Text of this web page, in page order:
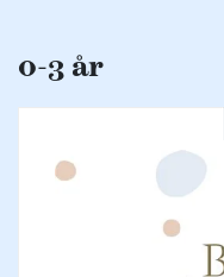
0-3 år